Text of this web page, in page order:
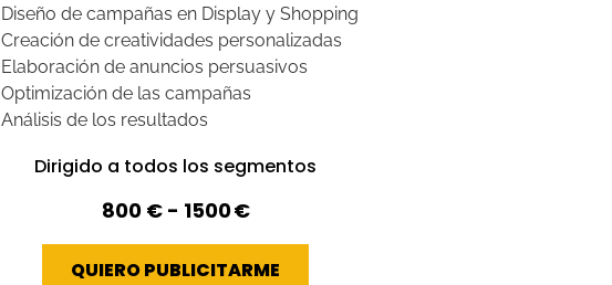
Diseño de campañas en Display y Shopping
Creación de creatividades personalizadas
Elaboración de anuncios persuasivos
Optimización de las campañas
Análisis de los resultados
Dirigido a todos los segmentos
800 € - 1500 €
QUIERO PUBLICITARME